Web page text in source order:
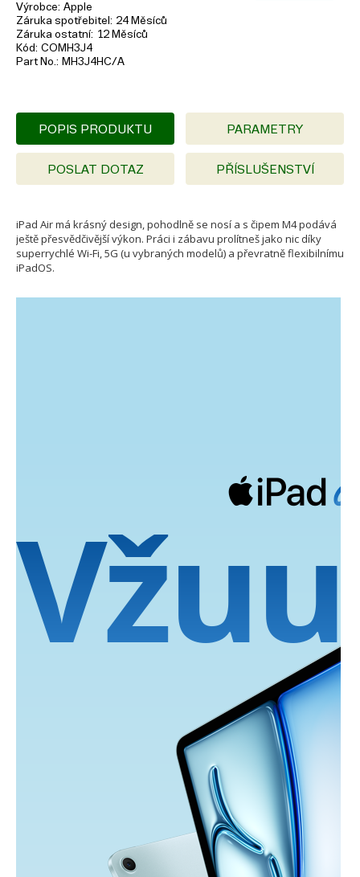
Výrobce Apple
Záruka spotřebitel
24 Měsíců
Záruka ostatní 12 Měsíců
Kód COMH3J4
Part No.
MH3J4HC/A
POPIS PRODUKTU PARAMETRY
POSLAT DOTAZ PŘÍSLUŠENSTVÍ
iPad Air má krásný design, pohodlně se nosí a s čipem M4 podává
ještě přesvědčivější výkon. Práci i zábavu prolítneš jako nic díky
superrychlé Wi-Fi, 5G (u vybraných modelů) a převratně flexibilnímu
iPadOS.